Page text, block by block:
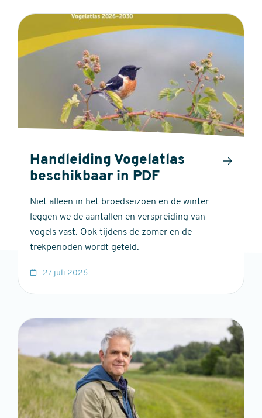
Handleiding Vogelatlas
beschikbaar in PDF
Niet alleen in het broedseizoen en de winter
leggen we de aantallen en verspreiding van
vogels vast. Ook tijdens de zomer en de
trekperioden wordt geteld.
27 juli 2026